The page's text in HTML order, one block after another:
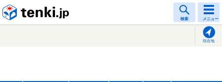
検索 メニュー
現在地